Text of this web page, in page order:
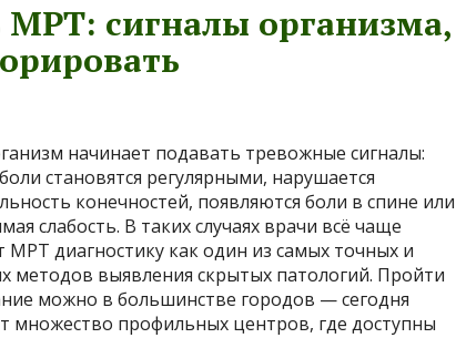
МРТ: сигналы организма,
начинает подавать тревожные сигналы:
становятся регулярными, нарушается
конечностей, появляются боли в спине или
слабость. В таких случаях врачи всё чаще
МРТ диагностику как один из самых точных и
методов выявления скрытых патологий. Пройти
можно в большинстве городов — сегодня
множество профильных центров, где доступны